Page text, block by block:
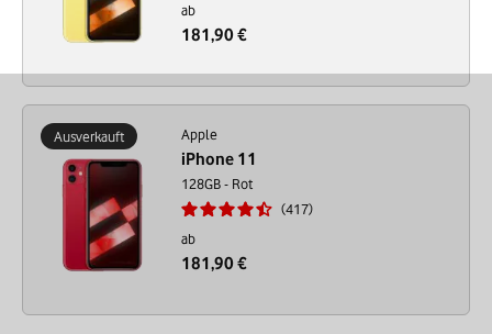
ab
181,90 €
Ausverkauft Apple
iPhone 11
128GB - Rot
417
ab
181,90 €